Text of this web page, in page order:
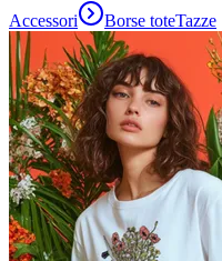
Accessori Borse toteTazze